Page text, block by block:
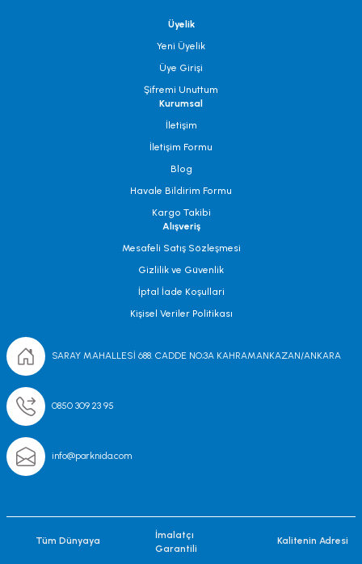
Üyelik
Yeni Üyelik
Üye Girişi
Şifremi Unuttum
Kurumsal
İletişim
İletişim Formu
Blog
Havale Bildirim Formu
Kargo Takibi
Alışveriş
Mesafeli Satış Sözleşmesi
Gizlilik ve Güvenlik
İptal İade Koşullari
Kişisel Veriler Politikası
SARAY MAHALLESİ 688. CADDE NO;3A KAHRAMANKAZAN/ANKARA
0850 309 23 95
info@parknida.com
Tüm Dünyaya
İmalatçı
Garantili
Kalitenin Adresi